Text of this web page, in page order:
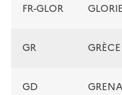
FR-GLOR
GR
GD